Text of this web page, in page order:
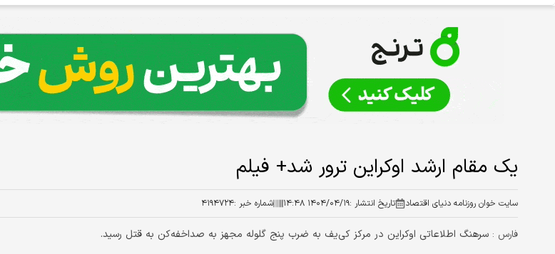
یک مقام ارشد اوکراین ترور شد+ فیلم
سایت خوان روزنامه دنیای اقتصاد تاریخ انتشار :۱۴۰۴/۰۴/۱۹ ۱۴:۴۸ شماره خبر :۴۱۹۴۷۲۴
فارس : سرهنگ اطلاعاتی اوکراین در مرکز کی‌یف به ضرب پنج گلوله مجهز به صداخفه‌کن به قتل رسید.